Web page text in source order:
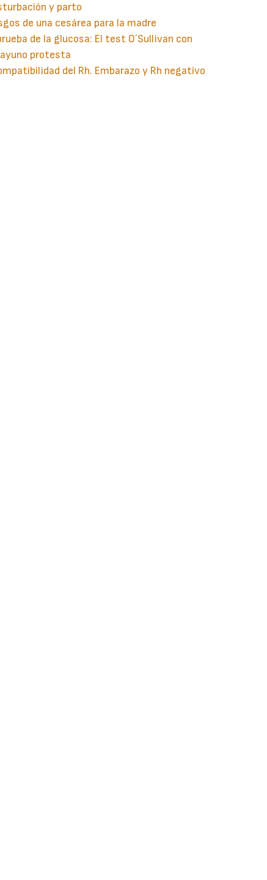
y parto
de una cesárea para la madre
de la glucosa: El test O´Sullivan con
protesta
del Rh. Embarazo y Rh negativo